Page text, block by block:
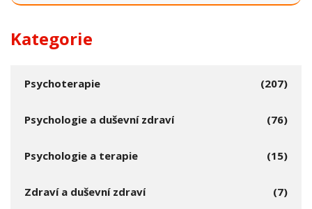
Kategorie
Psychoterapie (207)
Psychologie a duševní zdraví (76)
Psychologie a terapie (15)
Zdraví a duševní zdraví (7)